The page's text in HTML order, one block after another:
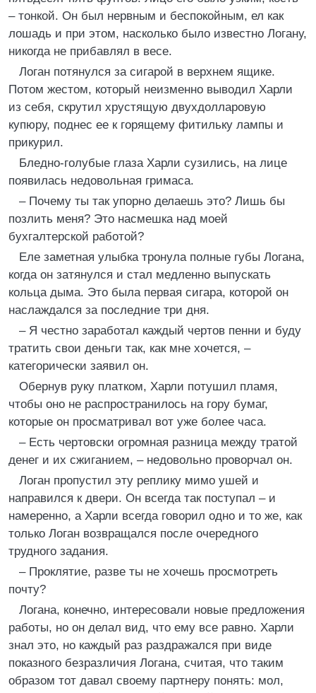
– тонкой. Он был нервным и беспокойным, ел как
лошадь и при этом, насколько было известно Логану,
никогда не прибавлял в весе.
Логан потянулся за сигарой в верхнем ящике.
Потом жестом, который неизменно выводил Харли
из себя, скрутил хрустящую двухдолларовую
купюру, поднес ее к горящему фитильку лампы и
прикурил.
Бледно-голубые глаза Харли сузились, на лице
появилась недовольная гримаса.
– Почему ты так упорно делаешь это? Лишь бы
позлить меня? Это насмешка над моей
бухгалтерской работой?
Еле заметная улыбка тронула полные губы Логана,
когда он затянулся и стал медленно выпускать
кольца дыма. Это была первая сигара, которой он
наслаждался за последние три дня.
– Я честно заработал каждый чертов пенни и буду
тратить свои деньги так, как мне хочется, –
категорически заявил он.
Обернув руку платком, Харли потушил пламя,
чтобы оно не распространилось на гору бумаг,
которые он просматривал вот уже более часа.
– Есть чертовски огромная разница между тратой
денег и их сжиганием, – недовольно проворчал он.
Логан пропустил эту реплику мимо ушей и
направился к двери. Он всегда так поступал – и
намеренно, а Харли всегда говорил одно и то же, как
только Логан возвращался после очередного
трудного задания.
– Проклятие, разве ты не хочешь просмотреть
почту?
Логана, конечно, интересовали новые предложения
работы, но он делал вид, что ему все равно. Харли
знал это, но каждый раз раздражался при виде
показного безразличия Логана, считая, что таким
образом тот давал своему партнеру понять: мол,